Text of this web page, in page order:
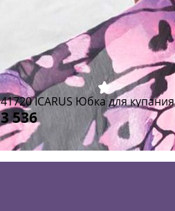
41720 ICARUS Юбка для купания
3 536